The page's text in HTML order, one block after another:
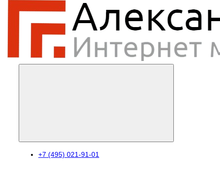
+7 (495) 021-91-01